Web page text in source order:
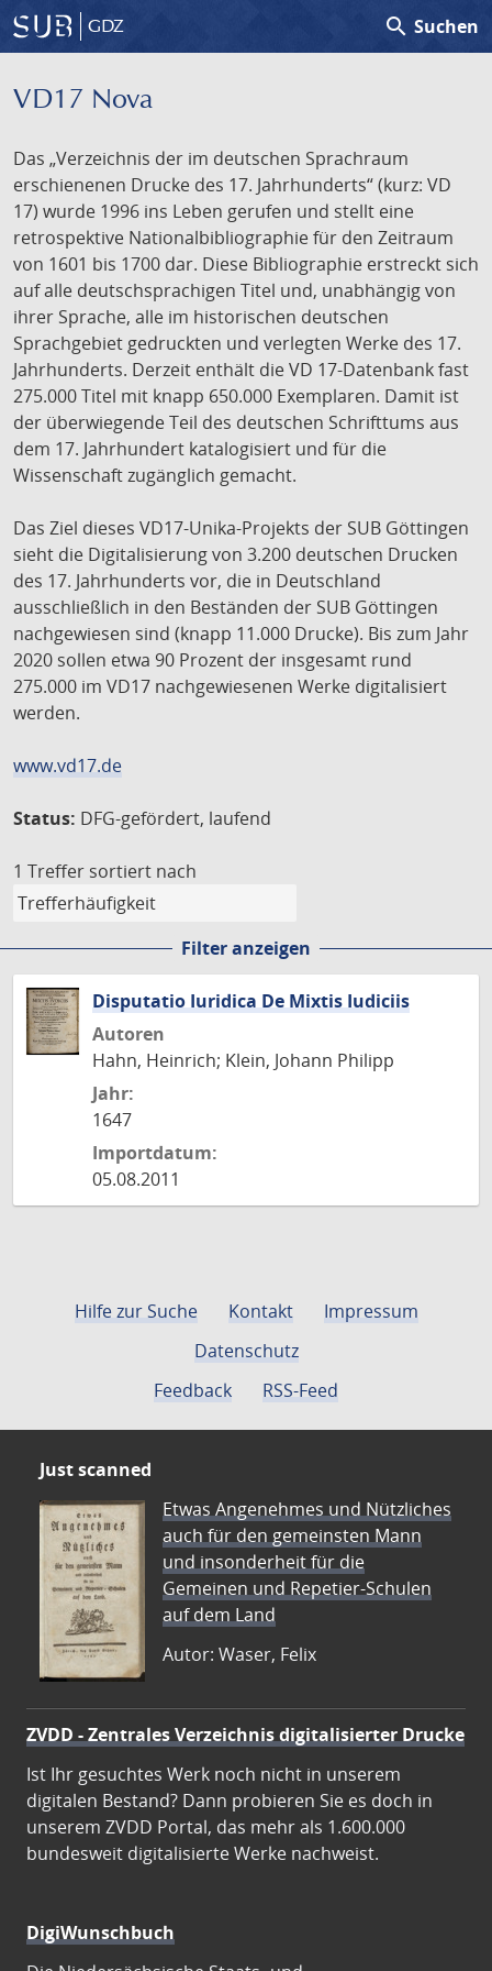
GDZ search Suchen
VD17 Nova
Das „Verzeichnis der im deutschen Sprachraum
erschienenen Drucke des 17. Jahrhunderts“ (kurz: VD
17) wurde 1996 ins Leben gerufen und stellt eine
retrospektive Nationalbibliographie für den Zeitraum
von 1601 bis 1700 dar. Diese Bibliographie erstreckt sich
auf alle deutschsprachigen Titel und, unabhängig von
ihrer Sprache, alle im historischen deutschen
Sprachgebiet gedruckten und verlegten Werke des 17.
Jahrhunderts. Derzeit enthält die VD 17-Datenbank fast
275.000 Titel mit knapp 650.000 Exemplaren. Damit ist
der überwiegende Teil des deutschen Schrifttums aus
dem 17. Jahrhundert katalogisiert und für die
Wissenschaft zugänglich gemacht.
Das Ziel dieses VD17-Unika-Projekts der SUB Göttingen
sieht die Digitalisierung von 3.200 deutschen Drucken
des 17. Jahrhunderts vor, die in Deutschland
ausschließlich in den Beständen der SUB Göttingen
nachgewiesen sind (knapp 11.000 Drucke). Bis zum Jahr
2020 sollen etwa 90 Prozent der insgesamt rund
275.000 im VD17 nachgewiesenen Werke digitalisiert
werden.
www.vd17.de
Status: DFG-gefördert, laufend
1 Treffer sortiert nach
Filter anzeigen
Disputatio Iuridica De Mixtis Iudiciis
Autoren
Hahn, Heinrich; Klein, Johann Philipp
Jahr:
1647
Importdatum:
05.08.2011
Hilfe zur Suche Kontakt
Impressum
Datenschutz
Feedback
RSS-Feed
Just scanned
Etwas Angenehmes und Nützliches
auch für den gemeinsten Mann
und insonderheit für die
Gemeinen und Repetier-Schulen
auf dem Land
Autor: Waser, Felix
ZVDD - Zentrales Verzeichnis digitalisierter Drucke
Ist Ihr gesuchtes Werk noch nicht in unserem
digitalen Bestand? Dann probieren Sie es doch in
unserem ZVDD Portal, das mehr als 1.600.000
bundesweit digitalisierte Werke nachweist.
DigiWunschbuch